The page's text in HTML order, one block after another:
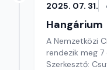
2025. 07. 31.
Hangárium
A Nemzetközi
rendezik meg 7
Szerkesztő: